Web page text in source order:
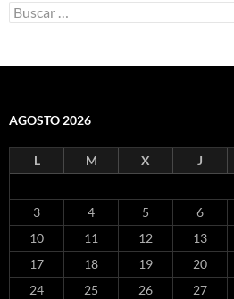
Buscar:
AGOSTO 2026
L M X J
3
4 5 6
10
11 12 13
17
18 19 20
24
25 26 27